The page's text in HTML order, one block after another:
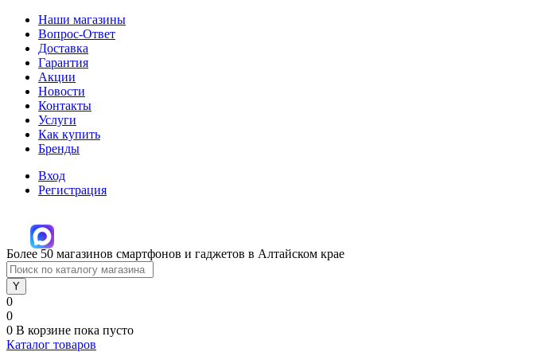
Наши магазины
Вопрос-Ответ
Доставка
Гарантия
Акции
Новости
Контакты
Услуги
Как купить
Бренды
Вход
Регистрация
Более 50 магазинов смартфонов и гаджетов в Алтайском крае
0
0
0 В корзине пока пусто
Каталог товаров